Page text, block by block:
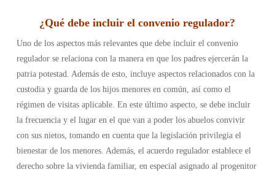
¿Qué debe incluir el convenio regulador?
Uno de los aspectos más relevantes que debe incluir el convenio
regulador se relaciona con la manera en que los padres ejercerán la
patria potestad. Además de esto, incluye aspectos relacionados con la
custodia y guarda de los hijos menores en común, así como el
régimen de visitas aplicable. En este último aspecto, se debe incluir
la frecuencia y el lugar en el que van a poder los abuelos convivir
con sus nietos, tomando en cuenta que la legislación privilegia el
bienestar de los menores. Además, el acuerdo regulador establece el
derecho sobre la vivienda familiar, en especial asignado al progenitor